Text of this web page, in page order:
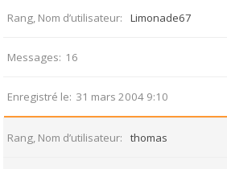
Rang, Nom d’utilisateur Limonade67
Messages 16
Enregistré le 31 mars 2004 9:10
Rang, Nom d’utilisateur thomas